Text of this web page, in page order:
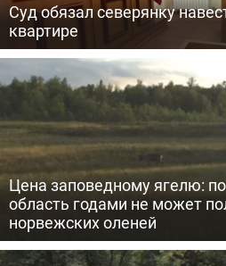
Суд обязал северянку
квартире
Цена заповедному ягелю:
область годами не может
норвежских оленей